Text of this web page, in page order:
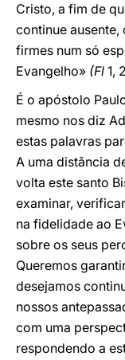
Cristo, a fim de
continue
firmes num só
Evangelho» (Fl 1,
É o apóstolo
mesmo nos diz
estas palavras
A uma distância
volta este santo
examinar,
na fidelidade ao
sobre os seus
Queremos
desejamos
nossos
com uma
respondendo a